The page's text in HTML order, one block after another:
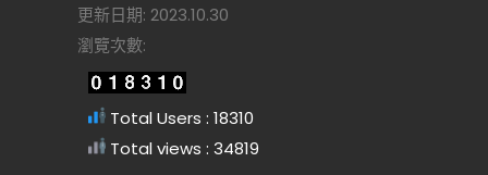
更新日期: 2023.10.30
瀏覽次數:
Total Users : 18310
Total views : 34819